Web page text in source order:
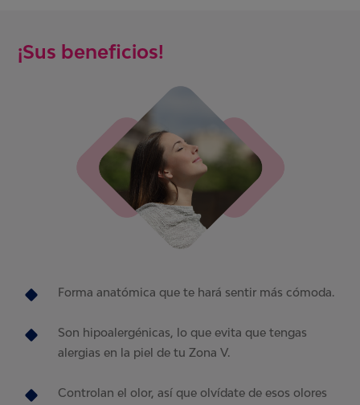
¡Sus beneficios!
Forma anatómica que te hará sentir más cómoda.
Son hipoalergénicas, lo que evita que tengas
alergias en la piel de tu Zona V.
Controlan el olor, así que olvídate de esos olores